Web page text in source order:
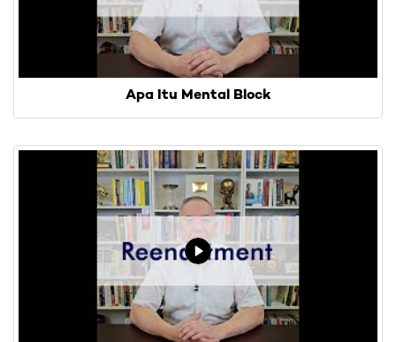
Apa Itu Mental Block